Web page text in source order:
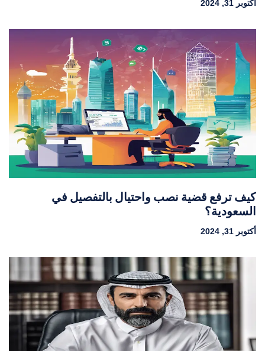
أكتوبر 31, 2024
كيف ترفع قضية نصب واحتيال بالتفصيل في
السعودية؟
أكتوبر 31, 2024